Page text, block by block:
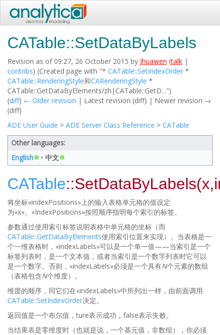
CATable::SetDataByLabels
Revision as of 09:27, 26 October 2015 by Jhuawen (talk |
contribs) (Created page with "* CATable::SetIndexOrder *
CATable::RenderingStyle和CARenderingStyle *
CATable::GetDataByElements/zh|CATable::GetD...")
(diff) ← Older revision | Latest revision (diff) | Newer revision →
(diff)
ADE User Guide > ADE Server Class Reference > CATable
Other languages:
English
• ‎ 中文
CATable
将坐标«indexPositions»上的输入表格单元格的值设定
为«x»。«IndexPositions»按照顺序指明每个索引的标签。
参数通过使用索引标签说明表格中单元格的坐标（而
CATable::GetDataByElements使用索引位置来实现）。当表格是一
个一维表格时，«indexLabels»可以是一个单一值——当索引是一个
标签列表时，是一个文本值，或者当索引是一个数字列表时它可以
是一个数字。否则，«indexLabels»必须是一个具有N个元素的数组
（表格包含N个维度）。
维度的顺序，同它们在«indexLabels»中所列出一样，由前面调用
CATable::SetIndexOrder决定。
返回值是一个布尔值，ture表示成功，false表示失败。
当结果表是零维度时（也就是说，一个基元值，非数组），你必须